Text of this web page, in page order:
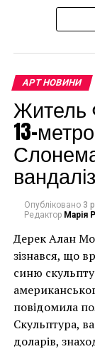
была
Нефертити.
камеры, в
останки
мурал, що
доларів.
Чоловік позує
накинеться на
має ознаки
Лоустофті на
року. (Фото
В інтерв’ю
АРТ НОВИНИ
Житель
13-
Опубліковано 3
Редактор Марія
Дерек Алан
зізнався, що
синю
повідомила
Скульптура,
доларів,